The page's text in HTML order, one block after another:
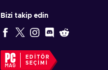
Bizi takip edin
EDITÖR
SEÇIMI